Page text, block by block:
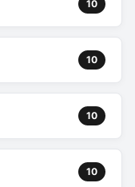
10
10
10
10